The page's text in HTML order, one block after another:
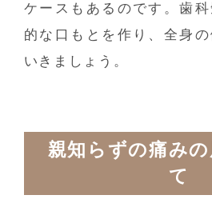
ケースもあるのです。歯
的な口もとを作り、全身
いきましょう。
親知らずの痛み
て